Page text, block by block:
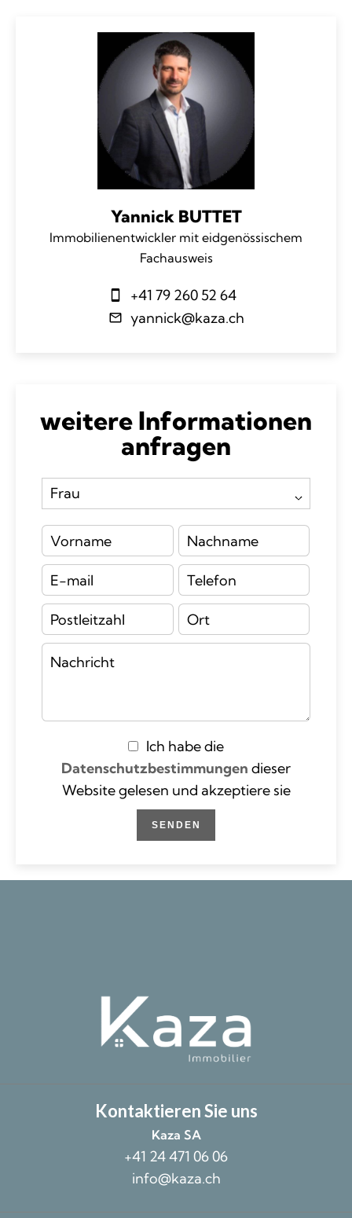
Yannick BUTTET
Immobilienentwickler mit eidgenössischem
Fachausweis
+41 79 260 52 64
yannick@kaza.ch
weitere Informationen
anfragen
Ich habe die
Datenschutzbestimmungen dieser
Website gelesen und akzeptiere sie
SENDEN
Kontaktieren Sie uns
Kaza SA
+41 24 471 06 06
info@kaza.ch